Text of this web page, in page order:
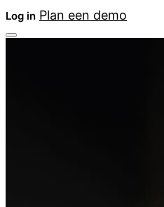
Log in Plan een demo